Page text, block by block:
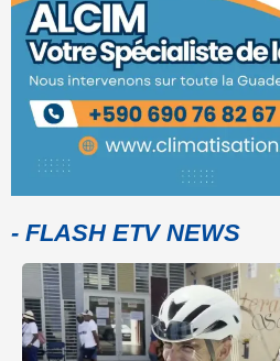
- FLASH ETV NEWS